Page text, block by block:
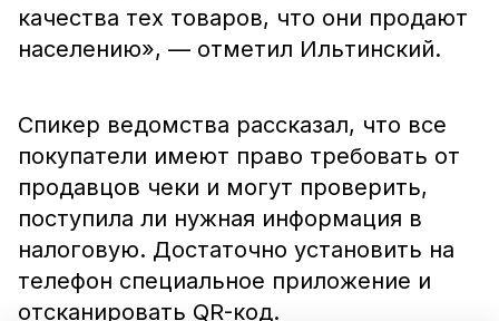
качества тех товаров, что они продают
населению», — отметил Ильтинский.
Спикер ведомства рассказал, что все
покупатели имеют право требовать от
продавцов чеки и могут проверить,
поступила ли нужная информация в
налоговую. Достаточно установить на
телефон специальное приложение и
отсканировать QR-код.